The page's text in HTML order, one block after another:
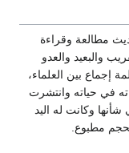
مطالعة وقراءة
والبعيد والعدو
إجماع بين العلماء،
في حياته وانتشرت
وكانت له اليد
مطبوع.